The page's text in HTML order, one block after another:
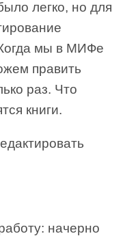
легко, но для
мы в МИФе
править
раз. Что
книги.
начерно